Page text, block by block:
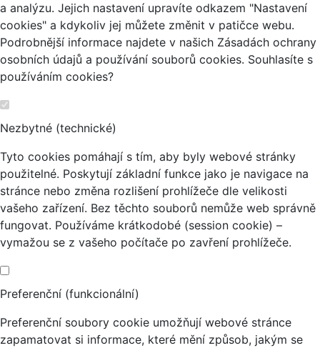
a analýzu. Jejich nastavení upravíte odkazem "Nastavení
cookies" a kdykoliv jej můžete změnit v patičce webu.
Podrobnější informace najdete v našich Zásadách ochrany
osobních údajů a používání souborů cookies. Souhlasíte s
používáním cookies?
Nezbytné (technické)
Tyto cookies pomáhají s tím, aby byly webové stránky
použitelné. Poskytují základní funkce jako je navigace na
stránce nebo změna rozlišení prohlížeče dle velikosti
vašeho zařízení. Bez těchto souborů nemůže web správně
fungovat. Používáme krátkodobé (session cookie) –
vymažou se z vašeho počítače po zavření prohlížeče.
Preferenční (funkcionální)
Preferenční soubory cookie umožňují webové stránce
zapamatovat si informace, které mění způsob, jakým se